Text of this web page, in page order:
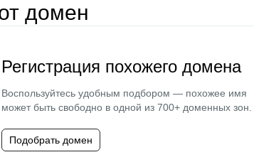
домен
Регистрация похожего домена
Воспользуйтесь удобным подбором — похожее имя
может быть свободно в одной из 700+ доменных зон.
Подобрать домен